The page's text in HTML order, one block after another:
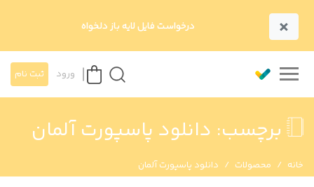
× درخواست فایل لایه باز دلخواه
ورود ثبت نام
برچسب: دانلود پاسپورت آلمان
خانه محصولات دانلود پاسپورت آلمان